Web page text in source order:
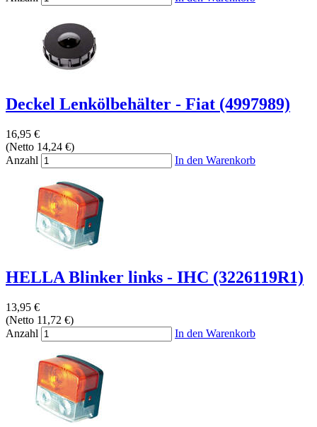
Deckel Lenkölbehälter - Fiat (4997989)
16,95 €
(Netto 14,24 €)
Anzahl
In den Warenkorb
HELLA Blinker links - IHC (3226119R1)
13,95 €
(Netto 11,72 €)
Anzahl
In den Warenkorb